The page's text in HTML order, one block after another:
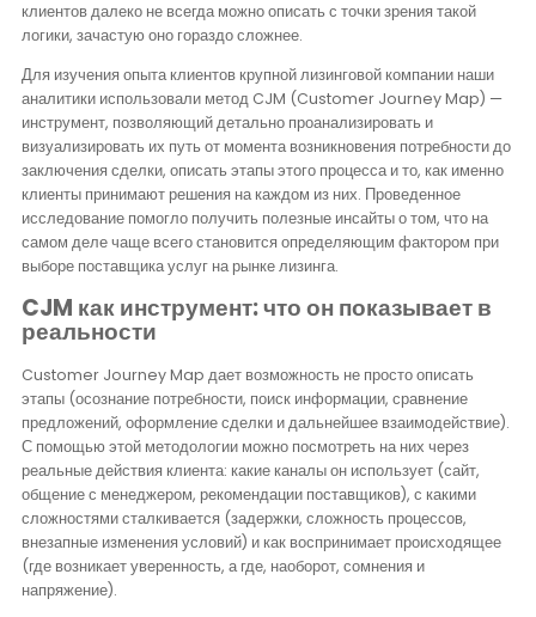
клиентов далеко не всегда можно описать с точки зрения такой
логики, зачастую оно гораздо сложнее.
Для изучения опыта клиентов крупной лизинговой компании наши
аналитики использовали метод CJM (Customer Journey Map) —
инструмент, позволяющий детально проанализировать и
визуализировать их путь от момента возникновения потребности до
заключения сделки, описать этапы этого процесса и то, как именно
клиенты принимают решения на каждом из них. Проведенное
исследование помогло получить полезные инсайты о том, что на
самом деле чаще всего становится определяющим фактором при
выборе поставщика услуг на рынке лизинга.
CJM как инструмент: что он показывает в
реальности
Customer Journey Map дает возможность не просто описать
этапы (осознание потребности, поиск информации, сравнение
предложений, оформление сделки и дальнейшее взаимодействие).
С помощью этой методологии можно посмотреть на них через
реальные действия клиента: какие каналы он использует (сайт,
общение с менеджером, рекомендации поставщиков), с какими
сложностями сталкивается (задержки, сложность процессов,
внезапные изменения условий) и как воспринимает происходящее
(где возникает уверенность, а где, наоборот, сомнения и
напряжение).